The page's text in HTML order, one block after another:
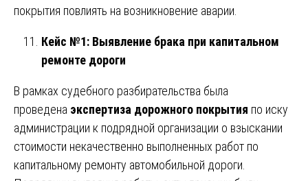
покрытия повлиять на возникновение аварии.
Кейс №1: Выявление брака при капитальном
ремонте дороги
В рамках судебного разбирательства была
проведена экспертиза дорожного покрытия по иску
администрации к подрядной организации о взыскании
стоимости некачественно выполненных работ по
капитальному ремонту автомобильной дороги.